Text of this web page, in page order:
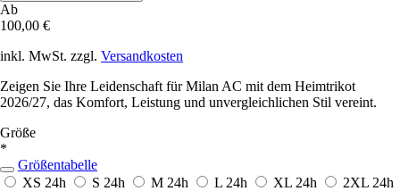
Ab
100,00 €
inkl. MwSt. zzgl. Versandkosten
Zeigen Sie Ihre Leidenschaft für Milan AC mit dem Heimtrikot
2026/27, das Komfort, Leistung und unvergleichlichen Stil vereint.
Größe
*
Größentabelle
XS 24h S 24h M 24h L 24h XL 24h 2XL 24h